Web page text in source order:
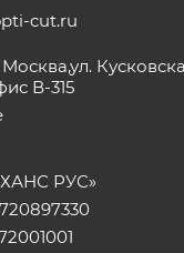
cut.ru
Москва,ул.
В-315
РУС»